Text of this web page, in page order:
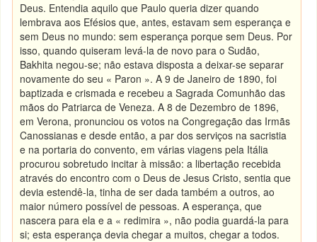
Deus. Entendia aquilo que Paulo queria dizer quando
lembrava aos Efésios que, antes, estavam sem esperança e
sem Deus no mundo: sem esperança porque sem Deus. Por
isso, quando quiseram levá-la de novo para o Sudão,
Bakhita negou-se; não estava disposta a deixar-se separar
novamente do seu « Paron ». A 9 de Janeiro de 1890, foi
baptizada e crismada e recebeu a Sagrada Comunhão das
mãos do Patriarca de Veneza. A 8 de Dezembro de 1896,
em Verona, pronunciou os votos na Congregação das Irmãs
Canossianas e desde então, a par dos serviços na sacristia
e na portaria do convento, em várias viagens pela Itália
procurou sobretudo incitar à missão: a libertação recebida
através do encontro com o Deus de Jesus Cristo, sentia que
devia estendê-la, tinha de ser dada também a outros, ao
maior número possível de pessoas. A esperança, que
nascera para ela e a « redimira », não podia guardá-la para
si; esta esperança devia chegar a muitos, chegar a todos.